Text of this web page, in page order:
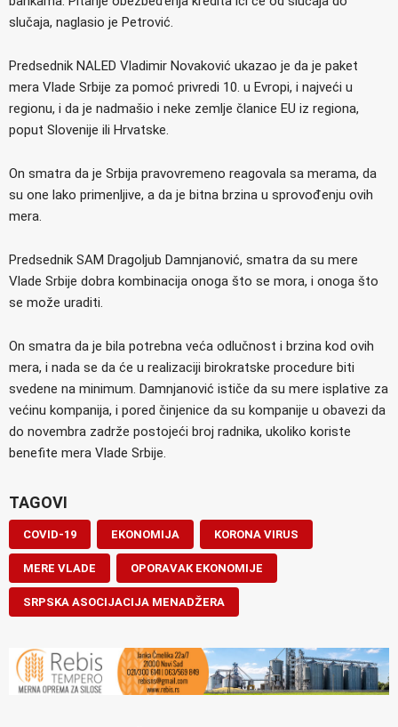
slučaja, naglasio je Petrović.
Predsednik NALED Vladimir Novaković ukazao je da je paket
mera Vlade Srbije za pomoć privredi 10. u Evropi, i najveći u
regionu, i da je nadmašio i neke zemlje članice EU iz regiona,
poput Slovenije ili Hrvatske.
On smatra da je Srbija pravovremeno reagovala sa merama, da
su one lako primenljive, a da je bitna brzina u sprovođenju ovih
mera.
Predsednik SAM Dragoljub Damnjanović, smatra da su mere
Vlade Srbije dobra kombinacija onoga što se mora, i onoga što
se može uraditi.
On smatra da je bila potrebna veća odlučnost i brzina kod ovih
mera, i nada se da će u realizaciji birokratske procedure biti
svedene na minimum. Damnjanović ističe da su mere isplative za
većinu kompanija, i pored činjenice da su kompanije u obavezi da
do novembra zadrže postojeći broj radnika, ukoliko koriste
benefite mera Vlade Srbije.
TAGOVI
COVID-19 EKONOMIJA KORONA VIRUS
MERE VLADE OPORAVAK EKONOMIJE
SRPSKA ASOCIJACIJA MENADŽERA